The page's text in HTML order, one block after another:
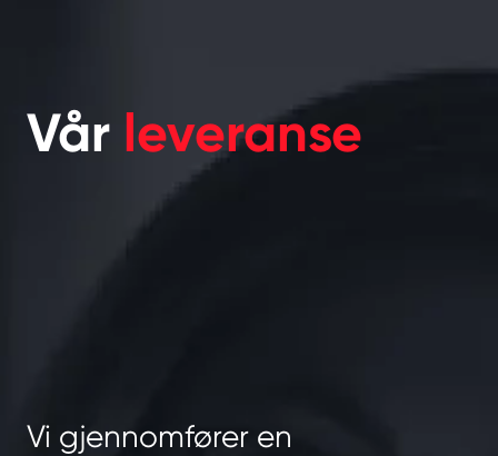
Vår leveranse
Vi gjennomfører en